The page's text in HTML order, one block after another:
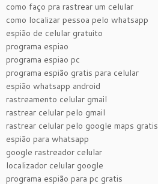
como faço pra rastrear um celular
como localizar pessoa pelo whatsapp
espião de celular gratuito
programa espiao
programa espiao pc
programa espião gratis para celular
espião whatsapp android
rastreamento celular gmail
rastrear celular pelo gmail
rastrear celular pelo google maps gratis
espião para whatsapp
google rastreador celular
localizador celular google
programa espião para pc gratis